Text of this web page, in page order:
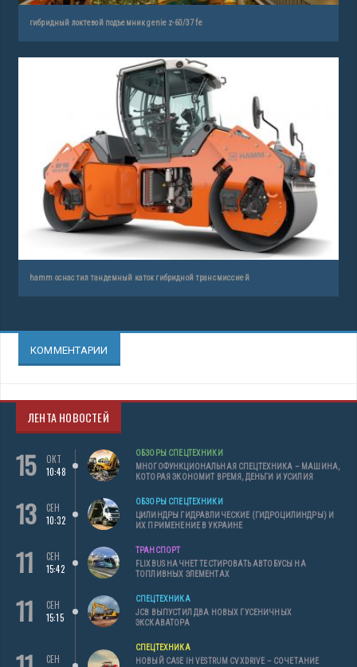
гибридный локтевой подъемник genie z-60/37 fe
hamm оснастил тандемный каток гибридной трансмиссией
КОММЕНТАРИИ
ЛЕНТА НОВОСТЕЙ
15
ОКТ
10:48
ОБЗОРЫ СПЕЦТЕХНИКИ
МНОГОФУНКЦИОНАЛЬНАЯ СПЕЦТЕХНИКА – МАШИНА,
КОТОРАЯ ЭКОНОМИТ ВРЕМЯ, ДЕНЬГИ И УСИЛИЯ
13
СЕН
10:32
ОБЗОРЫ СПЕЦТЕХНИКИ
ЦИЛИНДРЫ ГИДРАВЛИЧЕСКИЕ (ГИДРОЦИЛИНДРЫ) И
ИХ ПРИМЕНЕНИЕ В УКРАИНЕ
11
СЕН
15:42
ТРАНСПОРТ
FLIXBUS НАЧНЕТ ТЕСТИРОВАТЬ АВТОБУСЫ НА
ТОПЛИВНЫХ ЭЛЕМЕНТАХ
11
СЕН
15:15
СПЕЦТЕХНИКА
JCB ВЫПУСТИЛ ДВА НОВЫХ ГУСЕНИЧНЫХ
ЭКСКАВАТОРА
СЕН
СПЕЦТЕХНИКА
НОВЫЙ CASE IH VESTRUM CVXDRIVE – СОЧЕТАНИЕ